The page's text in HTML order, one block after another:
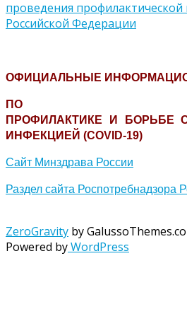
проведения
Российской Федерации
ОФИЦИАЛЬНЫЕ
ПО
ПРОФИЛАКТИКЕ И БОРЬБЕ
ИНФЕКЦИЕЙ (COVID-19)
Сайт Минздрава России
Раздел сайта Роспотребнадзора
ZeroGravity by
Powered byWordPress